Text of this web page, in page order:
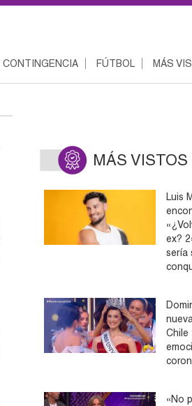
CONTINGENCIA FÚTBOL MÁS
MÁS VISTOS
Luis
ex?
sería
Chile
«No